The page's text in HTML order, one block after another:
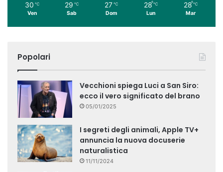
30 ℃
Ven
29 ℃
Sab
27 ℃
Dom
28 ℃
Lun
28 ℃
Mar
Popolari
Vecchioni spiega Luci a San Siro:
ecco il vero significato del brano
05/01/2025
I segreti degli animali, Apple TV+
annuncia la nuova docuserie
naturalistica
11/11/2024